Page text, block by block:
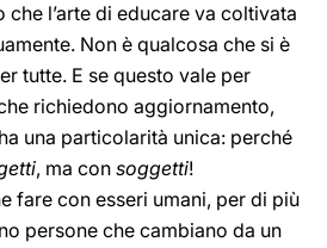
l’arte di educare va coltivata
Non è qualcosa che si è
tutte. E se questo vale per
richiedono aggiornamento,
una particolarità unica: perché
, ma con soggetti!
fare con esseri umani, per di più
persone che cambiano da un